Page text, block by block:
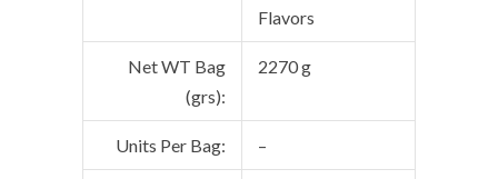
Flavors
Net WT Bag
(grs):
2270 g
Units Per Bag: –